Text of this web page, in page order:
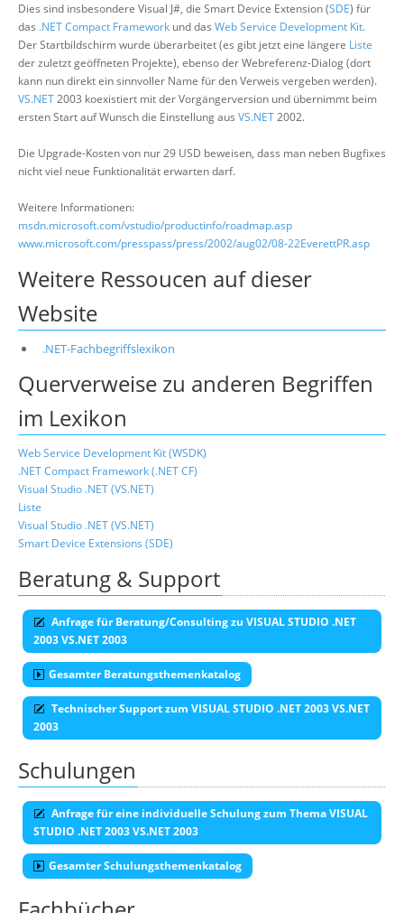
Dies sind insbesondere Visual J#, die Smart Device Extension (SDE) für
das .NET Compact Framework und das Web Service Development Kit.
Der Startbildschirm wurde überarbeitet (es gibt jetzt eine längere Liste
der zuletzt geöffneten Projekte), ebenso der Webreferenz-Dialog (dort
kann nun direkt ein sinnvoller Name für den Verweis vergeben werden).
VS.NET2003 koexistiert mit der Vorgängerversion und übernimmt beim
ersten Start auf Wunsch die Einstellung aus VS.NET2002.
Die Upgrade-Kosten von nur 29 USD beweisen, dass man neben Bugfixes
nicht viel neue Funktionalität erwarten darf.
Weitere Informationen:
msdn.microsoft.com/vstudio/productinfo/roadmap.asp
www.microsoft.com/presspass/press/2002/aug02/08-22EverettPR.asp
Weitere Ressoucen auf dieser
Website
.NET-Fachbegriffslexikon
Querverweise zu anderen Begriffen
im Lexikon
Web Service Development Kit (WSDK)
.NET Compact Framework (.NET CF)
Visual Studio .NET (VS.NET)
Liste
Visual Studio .NET (VS.NET)
Smart Device Extensions (SDE)
Beratung & Support
Anfrage für Beratung/Consulting zu VISUAL STUDIO .NET
2003 VS.NET 2003
Gesamter Beratungsthemenkatalog
Technischer Support zum VISUAL STUDIO .NET 2003 VS.NET
2003
Schulungen
Anfrage für eine individuelle Schulung zum Thema VISUAL
STUDIO .NET 2003 VS.NET 2003
Gesamter Schulungsthemenkatalog